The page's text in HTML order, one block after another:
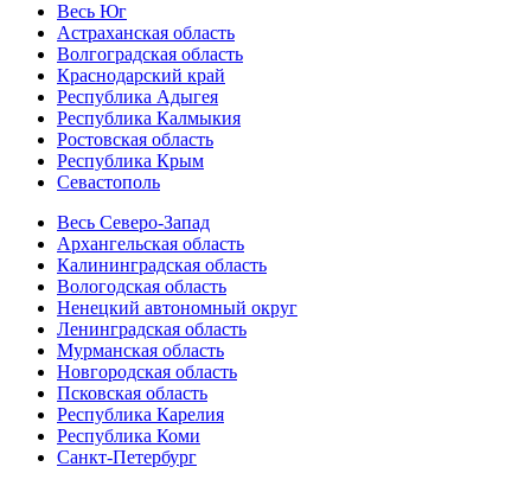
Весь Юг
Астраханская область
Волгоградская область
Краснодарский край
Республика Адыгея
Республика Калмыкия
Ростовская область
Республика Крым
Севастополь
Весь Северо-Запад
Архангельская область
Калининградская область
Вологодская область
Ненецкий автономный округ
Ленинградская область
Мурманская область
Новгородская область
Псковская область
Республика Карелия
Республика Коми
Санкт-Петербург